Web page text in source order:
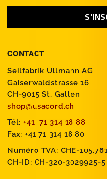
CONTACT
Seilfabrik Ullmann AG
Gaiserwaldstrasse 16
CH-9015 St. Gallen
shop@usacord.ch
Tél: +41 71 314 18 88
Fax: +41 71 314 18 80
Numéro TVA: CHE-
CH-ID: CH-320-3029925-5